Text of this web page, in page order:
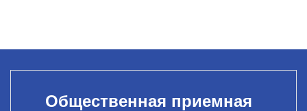
Общественная приемная